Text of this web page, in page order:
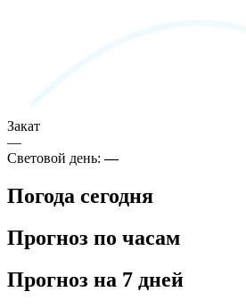
Закат
—
Световой день:—
Погода сегодня
Прогноз по часам
Прогноз на 7 дней